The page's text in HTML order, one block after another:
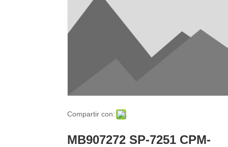
Compartir con:
MB907272 SP-7251 CPM-